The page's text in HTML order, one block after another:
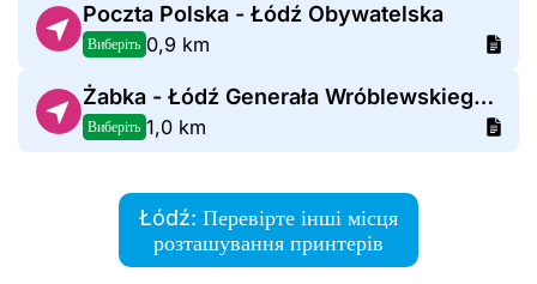
Poczta Polska - Łódź Obywatelska
Виберіть 0,9 km
Żabka - Łódź Generała Wróblewskiego 16
Виберіть 1,0 km
Łódź: Перевірте інші місця
розташування принтерів